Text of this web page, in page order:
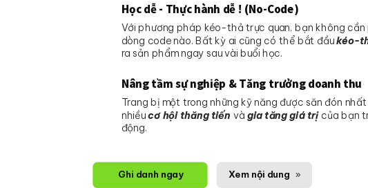
Học dễ - Thực hành dễ ! (No-Code)
Với phương pháp kéo-thả trực quan, bạn không
dòng code nào. Bất kỳ ai cũng có thể bắt đầukéo-
ra sản phẩm ngay sau vài buổi học.
Nâng tầm sự nghiệp & Tăng trưởng doanh thu
Trang bị một trong những kỹ năng được săn đón nhất
nhiềucơ hội thăng tiến vàgia tăng giá trị của bạn
động.
Ghi danh ngay Xem nội dung